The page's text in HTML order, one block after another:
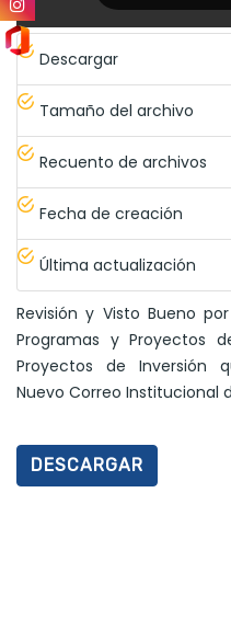
Descargar
Tamaño del archivo
Recuento de archivos
Fecha de creación
Última actualización
Revisión y Visto Bueno
Programas y Proyectos
Proyectos de Inversión
Nuevo Correo Institucional
DESCARGAR